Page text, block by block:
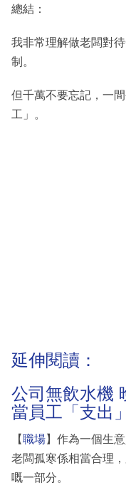
總結：
我非常理解做老闆對
制。
但千萬不要忘記，一
工」。
延伸閱讀：
公司無飲水機
當員工「支出
【職場】作為一個生
老闆孤寒係相當合理
嘅一部分。